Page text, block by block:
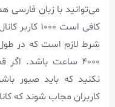
می‌توانید با زبان فارسی
کافی است
شرط لازم است که در
۴۰۰۰ ساعت باشد.
نکنید که باید صبور
کاربران مجاب شوند که